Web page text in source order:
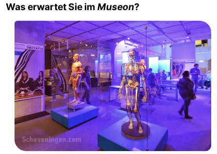
Dunimar
Noordwijkse
Duinen
-
Parc
du
Soleil
Hotels
Zimmer
(mit
Frühstück)
Lastminutes
Strand
Sehen
Was erwartet Sie im Museon?